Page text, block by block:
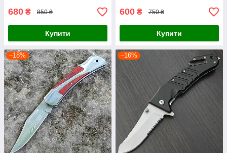
680 ₴ 850 ₴
Купити
600 ₴ 750 ₴
Купити
–18% –16%